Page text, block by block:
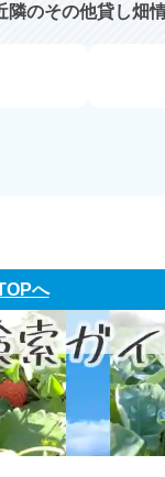
隣のその他貸し畑
へ